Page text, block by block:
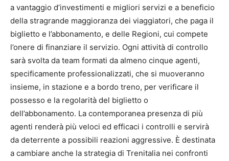
a vantaggio d’investimenti e migliori servizi e a beneficio
della stragrande maggioranza dei viaggiatori, che paga il
biglietto e l’abbonamento, e delle Regioni, cui compete
l’onere di finanziare il servizio. Ogni attività di controllo
sarà svolta da team formati da almeno cinque agenti,
specificamente professionalizzati, che si muoveranno
insieme, in stazione e a bordo treno, per verificare il
possesso e la regolarità del biglietto o
dell’abbonamento. La contemporanea presenza di più
agenti renderà più veloci ed efficaci i controlli e servirà
da deterrente a possibili reazioni aggressive. È destinata
a cambiare anche la strategia di Trenitalia nei confronti